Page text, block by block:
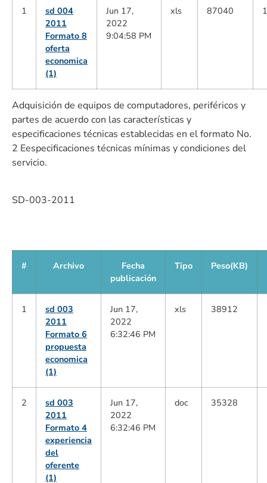
1
sd 004
2011
Formato 8
oferta
economica
(1)
Jun 17,
2022
9:04:58 PM
xls 87040
Adquisición de equipos de computadores, periféricos y
partes de acuerdo con las características y
especificaciones técnicas establecidas en el formato No.
2 Eespecificaciones técnicas mínimas y condiciones del
servicio.
SD-003-2011
# Archivo
Fecha
publicación
Tipo Peso(KB)
1
sd 003
2011
Formato 6
propuesta
economica
(1)
Jun 17,
2022
6:32:46 PM
xls 38912
2
sd 003
2011
Formato 4
experiencia
del
oferente
(1)
Jun 17,
2022
6:32:46 PM
doc 35328